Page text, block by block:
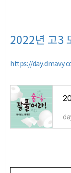
2022년 고3
https://